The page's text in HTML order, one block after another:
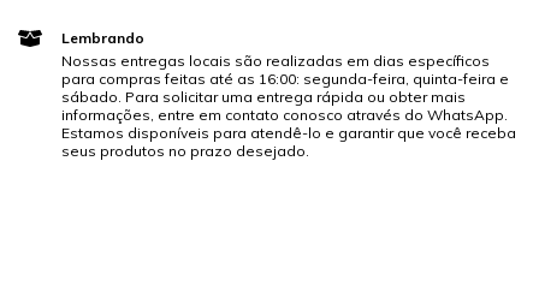
Lembrando
Nossas entregas locais são realizadas em dias específicos
para compras feitas até as 16:00: segunda-feira, quinta-feira e
sábado. Para solicitar uma entrega rápida ou obter mais
informações, entre em contato conosco através do WhatsApp.
Estamos disponíveis para atendê-lo e garantir que você receba
seus produtos no prazo desejado.